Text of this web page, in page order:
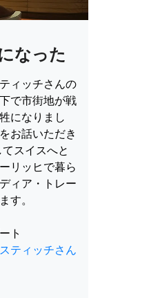
なった
ィッチさんの
で市街地が戦
になりまし
お話いただき
スイスへと
リッヒで暮ら
ィア・トレー
す。
ト
ティッチさん